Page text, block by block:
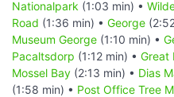
Nationalpark (1:03 min) •
Road (1:36 min) • George
Museum George (1:10 min) •
Pacaltsdorp (1:12 min) • Great
Mossel Bay (2:13 min) • Dias
(1:58 min) • Post Office Tree